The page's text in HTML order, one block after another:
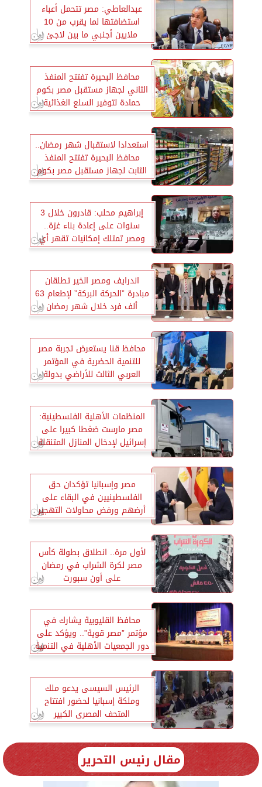
عبدالعاطي: مصر تتحمل أعباء
استضافتها لما يقرب من 10
ملايين أجنبي ما بين لاجئ
ومهاجر
محافظ البحيرة تفتتح المنفذ
الثاني لجهاز مستقبل مصر بكوم
حمادة لتوفير السلع الغذائية
استعدادا لاستقبال شهر رمضان..
محافظ البحيرة تفتتح المنفذ
الثابت لجهاز مستقبل مصر بكوم
حمادة
إبراهيم محلب: قادرون خلال 3
سنوات على إعادة بناء غزة..
ومصر تمتلك إمكانيات تقهر أي
تحديات
اندرايف ومصر الخير تطلقان
مبادرة ”الحركة البركة” لإطعام 63
ألف فرد خلال شهر رمضان
محافظ قنا يستعرض تجربة مصر
للتنمية الحضرية في المؤتمر
العربي الثالث للأراضي بدولة
المغرب
المنظمات الأهلية الفلسطينية:
مصر مارست ضغطا كبيرا على
إسرائيل لإدخال المنازل المتنقلة
لغزة
مصر وإسبانيا تؤكدان حق
الفلسطينيين في البقاء على
أرضهم ورفض محاولات التهجير
لأول مرة.. انطلاق بطولة كأس
مصر لكرة الشراب في رمضان
على أون سبورت
محافظ القليوبية يشارك في
مؤتمر ”مصر قوية”.. ويؤكد على
دور الجمعيات الأهلية في التنمية
الرئيس السيسى يدعو ملك
وملكة إسبانيا لحضور افتتاح
المتحف المصرى الكبير
مقال رئيس التحرير